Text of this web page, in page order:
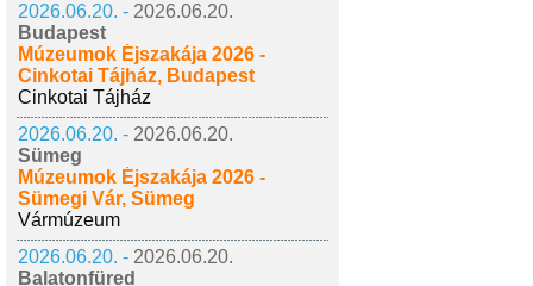
2026.06.20. - 2026.06.20.
Budapest
Múzeumok Éjszakája 2026 -
Cinkotai Tájház, Budapest
Cinkotai Tájház
2026.06.20. - 2026.06.20.
Sümeg
Múzeumok Éjszakája 2026 -
Sümegi Vár, Sümeg
Vármúzeum
2026.06.20. - 2026.06.20.
Balatonfüred